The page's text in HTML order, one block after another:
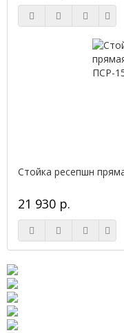
Стойка ресепшн
21 930 р.